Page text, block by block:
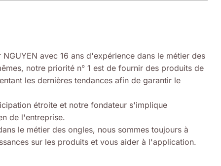
avec 16 ans d'expérience dans le métier des
notre priorité n° 1 est de fournir des produits de
les dernières tendances afin de garantir le
étroite et notre fondateur s'implique
de l'entreprise.
le métier des ongles, nous sommes toujours à
sur les produits et vous aider à l'application.